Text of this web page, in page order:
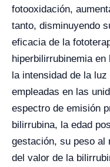
fotooxidación,
tanto, disminuyendo
eficacia de la
hiperbilirrubinemia
la intensidad de la
empleadas en las
espectro de emisión
bilirrubina, la edad
gestación, su peso al
del valor de la